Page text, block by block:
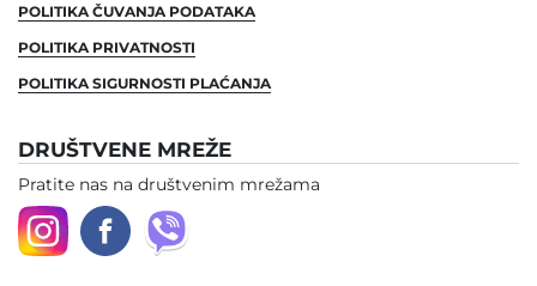
POLITIKA ČUVANJA PODATAKA
POLITIKA PRIVATNOSTI
POLITIKA SIGURNOSTI PLAĆANJA
DRUŠTVENE MREŽE
Pratite nas na društvenim mrežama